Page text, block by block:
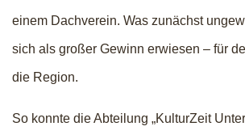
einem Dachverein. Was zunächst
sich als großer Gewinn erwiesen – für
die Region.
So konnte die Abteilung „KulturZeit